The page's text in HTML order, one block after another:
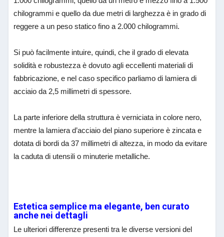
chilogrammi e quello da due metri di larghezza è in grado di
reggere a un peso statico fino a 2.000 chilogrammi.
Si può facilmente intuire, quindi, che il grado di elevata
solidità e robustezza è dovuto agli eccellenti materiali di
fabbricazione, e nel caso specifico parliamo di lamiera di
acciaio da 2,5 millimetri di spessore.
La parte inferiore della struttura è verniciata in colore nero,
mentre la lamiera d’acciaio del piano superiore è zincata e
dotata di bordi da 37 millimetri di altezza, in modo da evitare
la caduta di utensili o minuterie metalliche.
Estetica semplice ma elegante, ben curato
anche nei dettagli
Le ulteriori differenze presenti tra le diverse versioni del